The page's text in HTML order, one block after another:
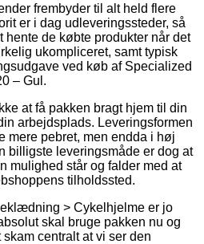
frembyder til alt held flere
er i dag udleveringssteder, så
hente de købte produkter når det
ukompliceret, samt typisk
ved køb af Specialized
– Gul.
at få pakken bragt hjem til din
arbejdsplads. Leveringsformen
mere pebret, men endda i høj
billigste leveringsmåde er dog at
mulighed står og falder med at
tilholdssted.
> Cykelhjelme er jo
skal bruge pakken nu og
centralt at vi ser den